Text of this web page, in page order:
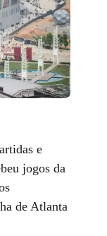
e
jogos da
de Atlanta